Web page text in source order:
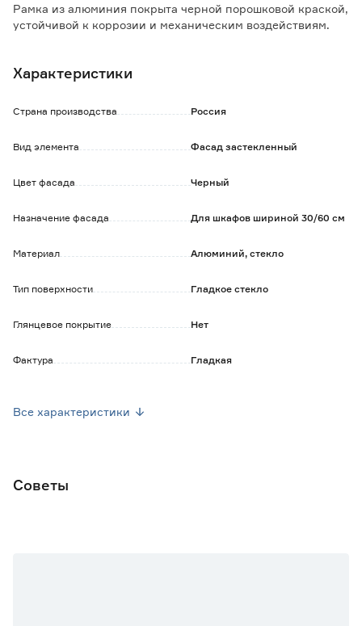
Рамка из алюминия покрыта черной порошковой краской,
устойчивой к коррозии и механическим воздействиям.
- настенного шкафа шириной 30 и 60 см (2 фасада);
можно установить самостоятельно, не привлекая
Дверцу можно установить как для левого, так и для
отдельно.
Характеристики
Страна производства Россия
Вид элемента Фасад застекленный
Цвет фасада Черный
Назначение фасада Для шкафов шириной 30/60 см
Материал Алюминий, стекло
Тип поверхности Гладкое стекло
Глянцевое покрытие Нет
Фактура Гладкая
Все характеристики
Советы